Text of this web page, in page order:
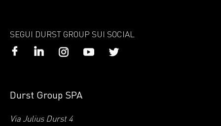
SEGUI DURST GROUP SUI SOCIAL
Durst Group SPA
Via Julius Durst 4